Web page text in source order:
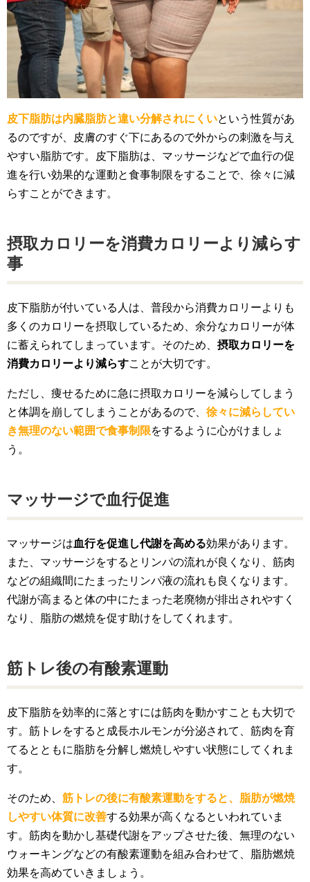
皮下脂肪は内臓脂肪と違い分解されにくいという性質があ
るのですが、皮膚のすぐ下にあるので外からの刺激を与え
やすい脂肪です。皮下脂肪は、マッサージなどで血行の促
進を行い効果的な運動と食事制限をすることで、徐々に減
らすことができます。
摂取カロリーを消費カロリーより減らす
事
皮下脂肪が付いている人は、普段から消費カロリーよりも
多くのカロリーを摂取しているため、余分なカロリーが体
に蓄えられてしまっています。そのため、 摂取カロリーを
消費カロリーより減らすことが大切です。
ただし、痩せるために急に摂取カロリーを減らしてしまう
と体調を崩してしまうことがあるので、 徐々に減らしてい
き無理のない範囲で食事制限をするように心がけましょ
う。
マッサージで血行促進
マッサージは血行を促進し代謝を高める効果があります。
また、マッサージをするとリンパの流れが良くなり、筋肉
などの組織間にたまったリンパ液の流れも良くなります。
代謝が高まると体の中にたまった老廃物が排出されやすく
なり、脂肪の燃焼を促す助けをしてくれます。
筋トレ後の有酸素運動
皮下脂肪を効率的に落とすには筋肉を動かすことも大切で
す。筋トレをすると成長ホルモンが分泌されて、筋肉を育
てるとともに脂肪を分解し燃焼しやすい状態にしてくれま
す。
そのため、 筋トレの後に有酸素運動をすると、脂肪が燃焼
しやすい体質に改善する効果が高くなるといわれていま
す。筋肉を動かし基礎代謝をアップさせた後、無理のない
ウォーキングなどの有酸素運動を組み合わせて、脂肪燃焼
効果を高めていきましょう。